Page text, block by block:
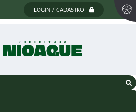
LOGIN / CADASTRO